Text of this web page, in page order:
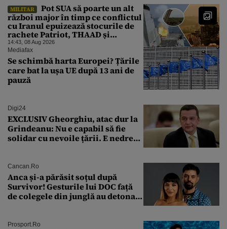
unică
MILITAR
Pot SUA să poarte un alt
război major în timp ce conflictul
cu Iranul epuizează stocurile de
rachete Patriot, THAAD și
Tomahawk?
14:43, 08 Aug 2026
Mediafax
Se schimbă harta Europei? Țările
care bat la ușa UE după 13 ani de
pauză
Digi24
EXCLUSIV Gheorghiu, atac dur la
Grindeanu: Nu e capabil să fie
solidar cu nevoile țării. E nedrept
Cancan.ro
Anca și-a părăsit soțul după
Survivor! Gesturile lui DOC față
de colegele din junglă au detonat
Prosport.ro